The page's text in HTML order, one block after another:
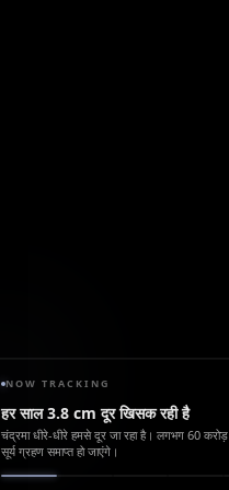
NOW TRACKING
हर साल 3.8 cm दूर खिसक रही है
चंद्रमा धीरे-धीरे हमसे दूर जा रहा है। लगभग 60 करोड़
सूर्य ग्रहण समाप्त हो जाएंगे।